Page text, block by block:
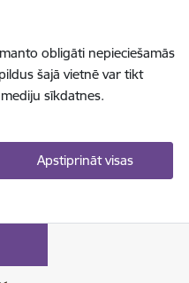
obligāti nepieciešamās
šajā vietnē var tikt
sīkdatnes.
Apstiprināt visas